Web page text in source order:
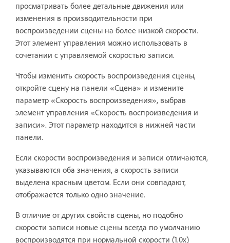
просматривать более детальные движения или
изменения в производительности при
воспроизведении сцены на более низкой скорости.
Этот элемент управления можно использовать в
сочетании с управляемой скоростью записи.
Чтобы изменить скорость воспроизведения сцены,
откройте сцену на панели «Сцена» и измените
параметр «Скорость воспроизведения», выбрав
элемент управления «Скорость воспроизведения и
записи». Этот параметр находится в нижней части
панели.
Если скорости воспроизведения и записи отличаются,
указываются оба значения, а скорость записи
выделена красным цветом. Если они совпадают,
отображается только одно значение.
В отличие от других свойств сцены, но подобно
скорости записи новые сцены всегда по умолчанию
воспроизводятся при нормальной скорости (1.0x)